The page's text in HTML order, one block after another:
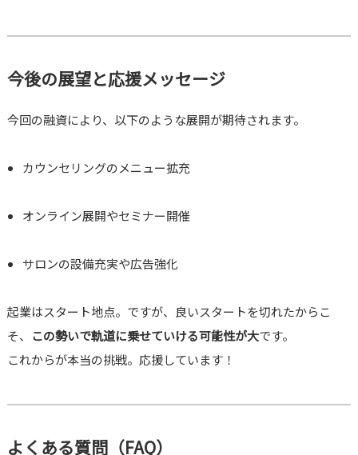
今後の展望と応援メッセージ
今回の融資により、以下のような展開が期待されます。
カウンセリングのメニュー拡充
オンライン展開やセミナー開催
サロンの設備充実や広告強化
起業はスタート地点。ですが、良いスタートを切れたからこ
そ、
この勢いで軌道に乗せていける可能性が大です。
これからが本当の挑戦。応援しています！
よくある質問（FAQ）